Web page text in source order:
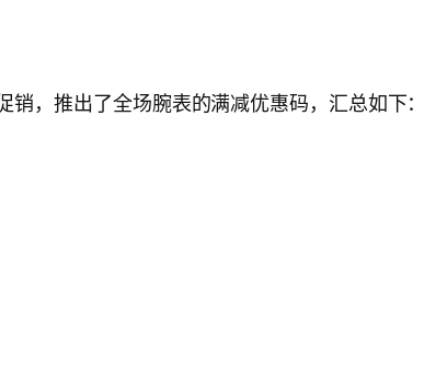
，推出了全场腕表的满减优惠码，汇总如下：